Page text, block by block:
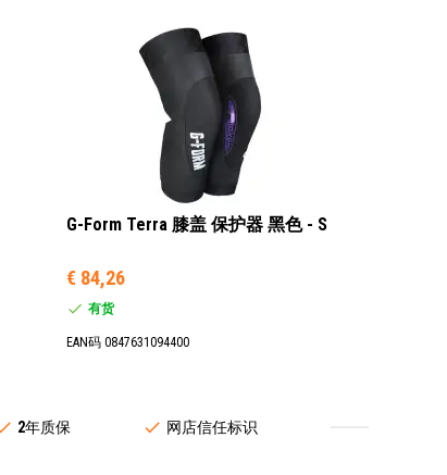
G-Form Terra 膝盖 保护器 黑色 - S
€ 84,26
有货
EAN码 0847631094400
2年质保 网店信任标识